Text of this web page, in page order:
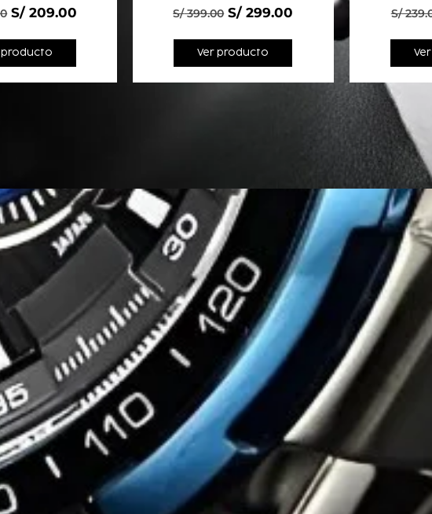
S/ 209.00
producto
S/399.00 S/ 299.00
Ver producto
S/